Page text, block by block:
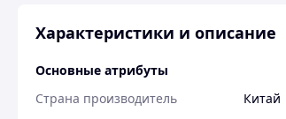
Характеристики и описание
Основные атрибуты
Страна производитель
Китай